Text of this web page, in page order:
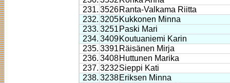
231. 3526Ranta-Valkama Riitta
232. 3205Kukkonen Minna
233. 3251 Paski Mari
234. 3409Koutuaniemi Karin
235. 3391 Räisänen Mirja
236. 3408Huttunen Marika
237. 3232Sieppi Kati
238. 3238Eriksen Minna